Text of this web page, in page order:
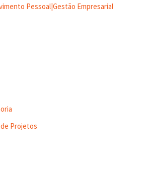
Pessoal|Gestão Empresarial
Projetos